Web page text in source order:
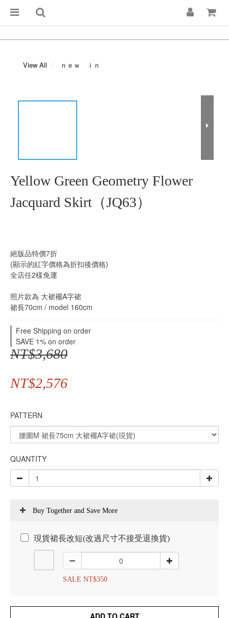
View All ｎｅｗ ｉｎ
Yellow Green Geometry Flower
Jacquard Skirt（JQ63）
絕版品特價7折
(顯示的紅字價格為折扣後價格)
全店任2樣免運
照片款為 大裙襬A字裙
裙長70cm / model 160cm
Free Shipping on order
SAVE 1% on order
NT$3,680
NT$2,576
PATTERN
QUANTITY
Buy Together and Save More
現貨裙長改短(改過尺寸不接受退換貨)
SALE NT$350
ADD TO CART